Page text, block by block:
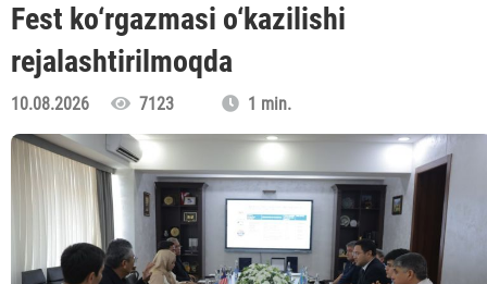
Fest ko‘rgazmasi o‘kazilishi
rejalashtirilmoqda
10.08.2026 7123 1 min.